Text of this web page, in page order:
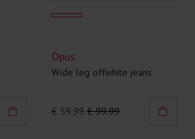
Opus
Wide leg offwhite jeans
€ 59.99 € 99.99